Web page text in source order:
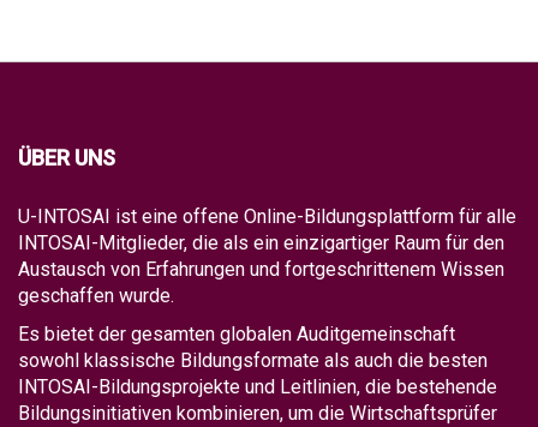
ÜBER UNS
U-INTOSAI ist eine offene Online-Bildungsplattform für alle
INTOSAI-Mitglieder, die als ein einzigartiger Raum für den
Austausch von Erfahrungen und fortgeschrittenem Wissen
geschaffen wurde.
Es bietet der gesamten globalen Auditgemeinschaft
sowohl klassische Bildungsformate als auch die besten
INTOSAI-Bildungsprojekte und Leitlinien, die bestehende
Bildungsinitiativen kombinieren, um die Wirtschaftsprüfer